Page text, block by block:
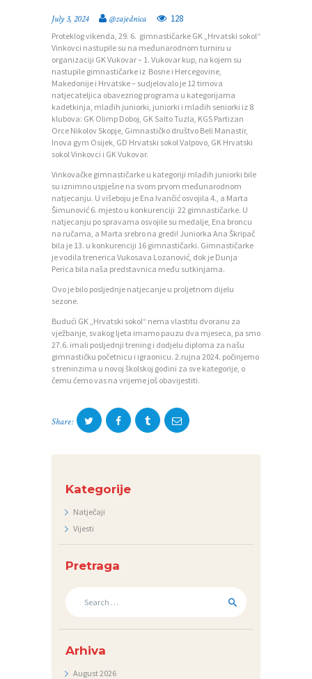
July 3, 2024 @zajednica 128
Proteklog vikenda, 29. 6. gimnastičarke GK „Hrvatski sokol“
Vinkovci nastupile su na međunarodnom turniru u
organizaciji GK Vukovar – 1. Vukovar kup, na kojem su
nastupile gimnastičarke iz Bosne i Hercegovine,
Makedonije i Hrvatske – sudjelovalo je 12 timova
natjecateljica obaveznog programa u kategorijama
kadetkinja, mlađih juniorki, juniorki i mlađih seniorki iz 8
klubova: GK Olimp Doboj, GK Salto Tuzla, KGS Partizan
Orce Nikolov Skopje, Gimnastičko društvo Beli Manastir,
Inova gym Osijek, GD Hrvatski sokol Valpovo, GK Hrvatski
sokol Vinkovci i GK Vukovar.
Vinkovačke gimnastičarke u kategoriji mlađih juniorki bile
su iznimno uspješne na svom prvom međunarodnom
natjecanju. U višeboju je Ena Ivančić osvojila 4., a Marta
Šimunović 6. mjesto u konkurenciji 22 gimnastičarke. U
natjecanju po spravama osvojile su medalje, Ena broncu
na ručama, a Marta srebro na gredi! Juniorka Ana Škripač
bila je 13. u konkurenciji 16 gimnastičarki. Gimnastičarke
je vodila trenerica Vukosava Lozanović, dok je Dunja
Perica bila naša predstavnica među sutkinjama.
Ovo je bilo posljednje natjecanje u proljetnom dijelu
sezone.
Budući GK „Hrvatski sokol“ nema vlastitu dvoranu za
vježbanje, svakog ljeta imamo pauzu dva mjeseca, pa smo
27.6. imali posljednji trening i dodjelu diploma za našu
gimnastičku početnicu i igraonicu. 2.rujna 2024. počinjemo
s treninzima u novoj školskoj godini za sve kategorije, o
čemu ćemo vas na vrijeme još obavijestiti.
Share:
Kategorije
Natječaji
Vijesti
Pretraga
Arhiva
August2026